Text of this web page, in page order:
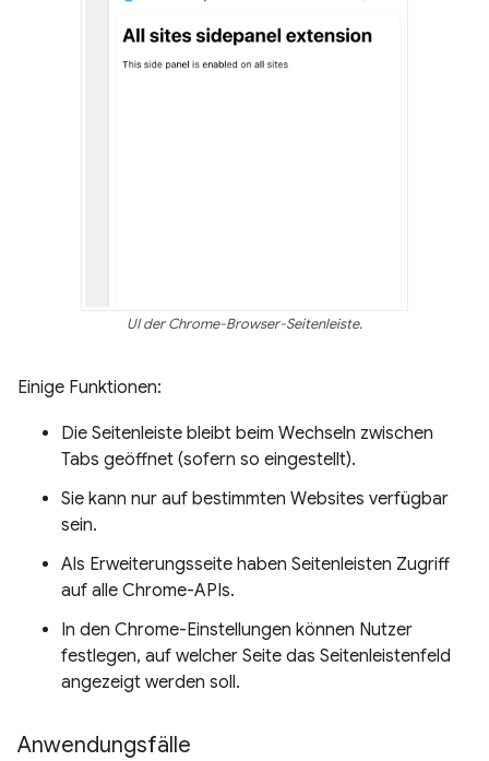
UI der Chrome-Browser-Seitenleiste.
Einige Funktionen:
Die Seitenleiste bleibt beim Wechseln zwischen
Tabs geöffnet (sofern so eingestellt).
Sie kann nur auf bestimmten Websites verfügbar
sein.
Als Erweiterungsseite haben Seitenleisten Zugriff
auf alle Chrome-APIs.
In den Chrome-Einstellungen können Nutzer
festlegen, auf welcher Seite das Seitenleistenfeld
angezeigt werden soll.
Anwendungsfälle